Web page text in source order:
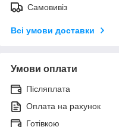
Самовивіз
Всі умови доставки
Умови оплати
Післяплата
Оплата на рахунок
Готівкою